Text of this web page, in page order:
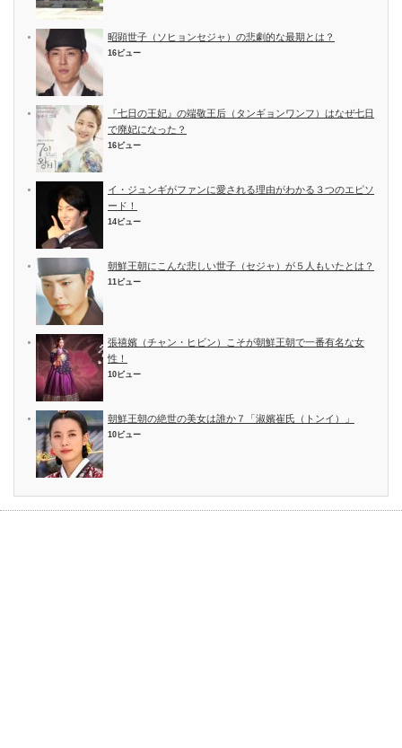
昭顕世子（ソヒョンセジャ）の悲劇的な最期とは？
16ビュー
『七日の王妃』の端敬王后（タンギョンワンフ）はなぜ七日
で廃妃になった？
16ビュー
イ・ジュンギがファンに愛される理由がわかる３つのエピソ
ード！
14ビュー
朝鮮王朝にこんな悲しい世子（セジャ）が５人もいたとは？
11ビュー
張禧嬪（チャン・ヒビン）こそが朝鮮王朝で一番有名な女
性！
10ビュー
朝鮮王朝の絶世の美女は誰か７「淑嬪崔氏（トンイ）」
10ビュー